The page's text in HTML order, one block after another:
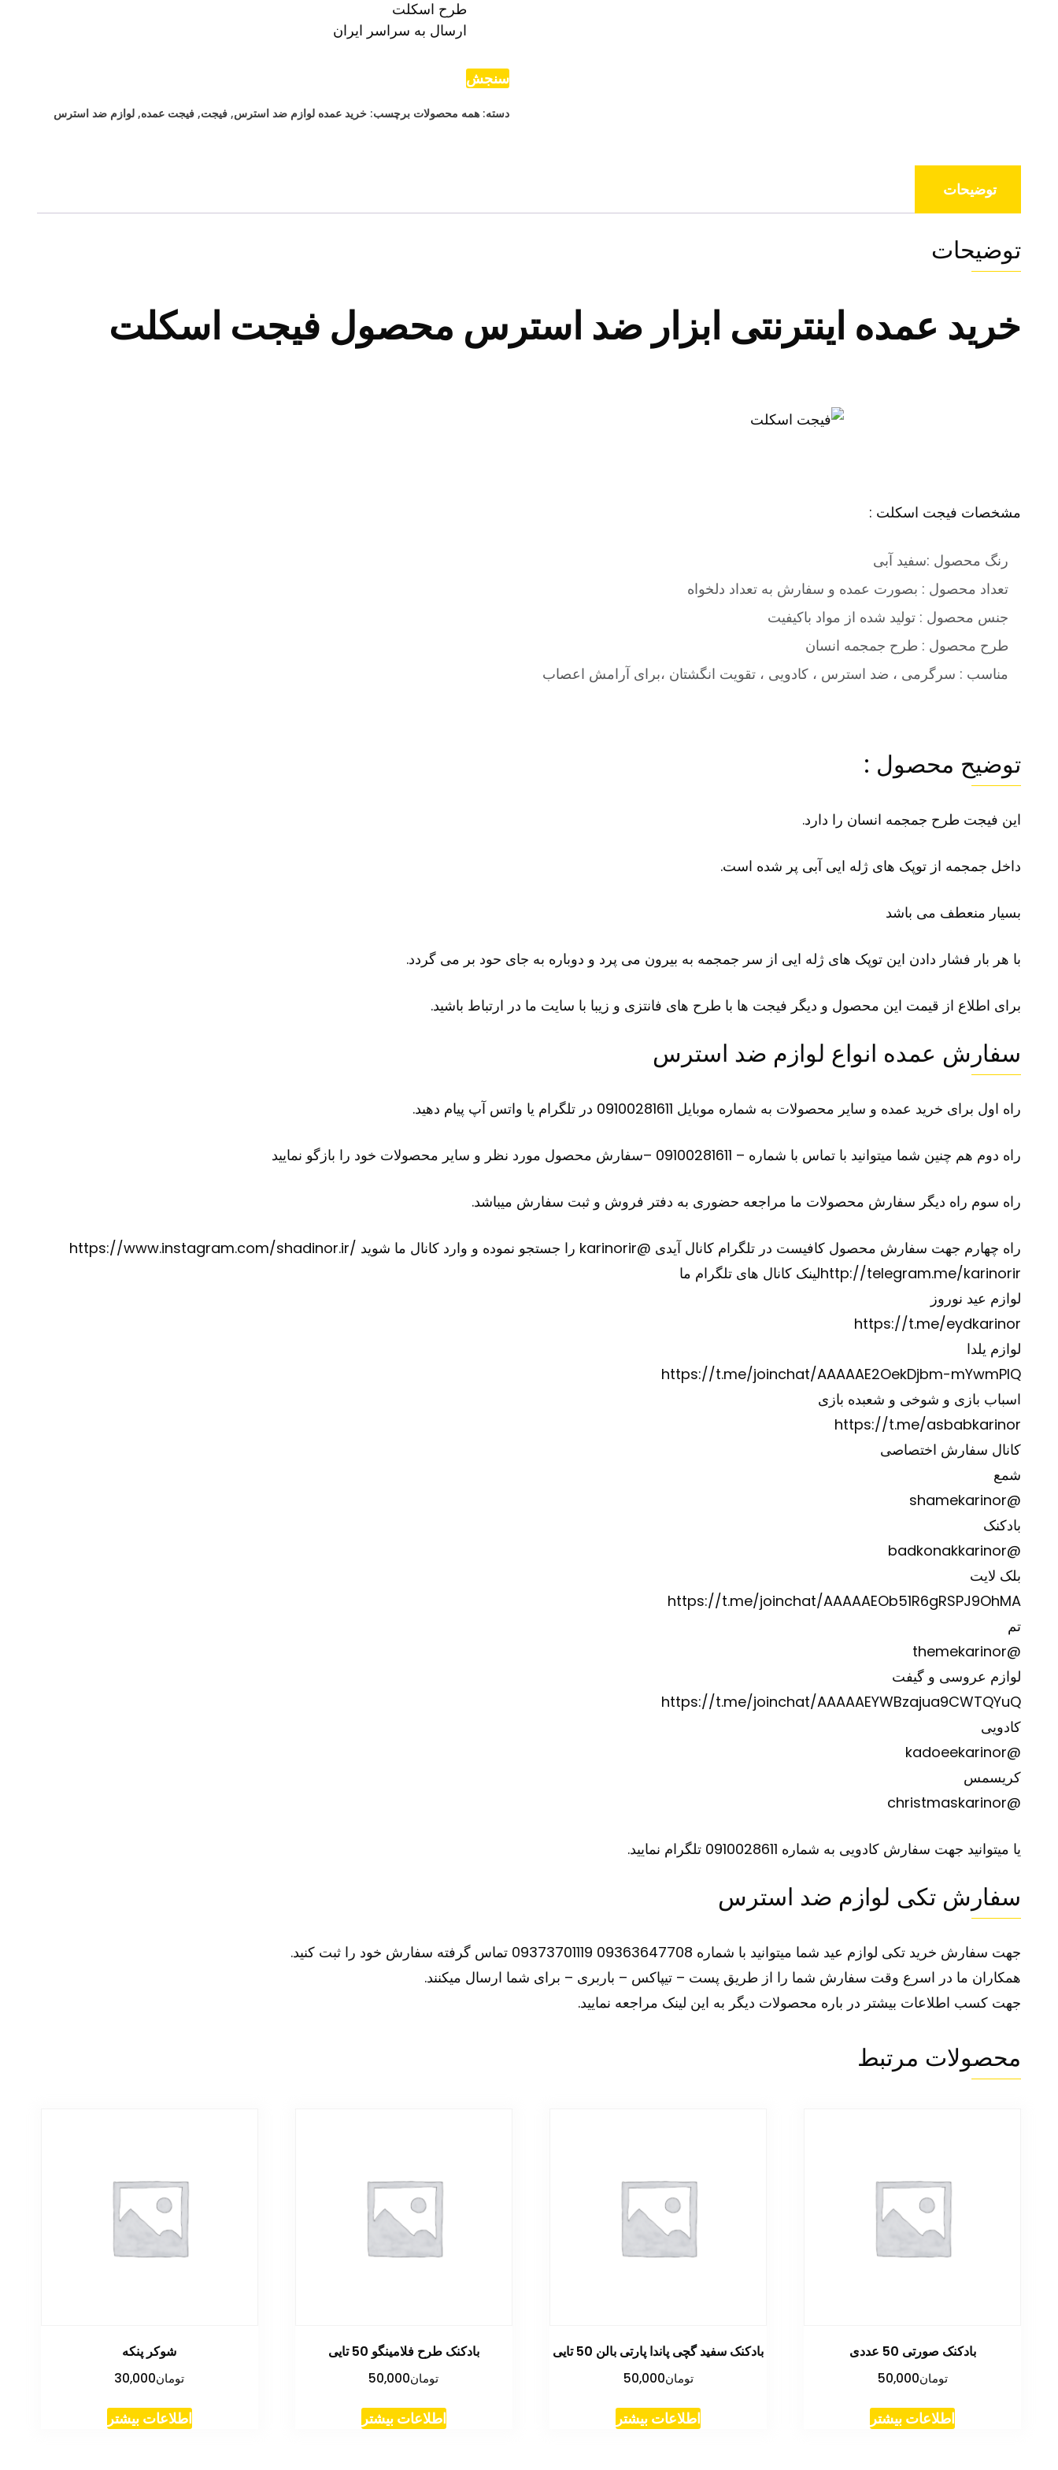
طرح اسکلت
ارسال به سراسر ایران
سنجش
دسته: همه محصولات برچسب: خرید عمده لوازم ضد استرس, فیجت, فیجت عمده, لوازم ضد استرس
توضیحات
توضیحات
خرید عمده اینترنتی ابزار ضد استرس محصول فیجت اسکلت
مشخصات فیجت اسکلت :
رنگ محصول :سفید آبی
تعداد محصول : بصورت عمده و سفارش به تعداد دلخواه
جنس محصول : تولید شده از مواد باکیفیت
طرح محصول : طرح جمجمه انسان
مناسب : سرگرمی ، ضد استرس ، کادویی ، تقویت انگشتان ،برای آرامش اعصاب
توضیح محصول :
این فیجت طرح جمجمه انسان را دارد.
داخل جمجمه از توپک های ژله ایی آبی پر شده است.
بسیار منعطف می باشد
با هر بار فشار دادن این توپک های ژله ایی از سر جمجمه به بیرون می پرد و دوباره به جای حود بر می گردد.
برای اطلاع از قیمت این محصول و دیگر فیجت ها با طرح های فانتزی و زیبا با سایت ما در ارتباط باشید.
سفارش عمده انواع لوازم ضد استرس
راه اول برای خرید عمده و سایر محصولات به شماره موبایل 09100281611 در تلگرام یا واتس آپ پیام دهید.
راه دوم هم چنین شما میتوانید با تماس با شماره – 09100281611 –سفارش محصول مورد نظر و سایر محصولات خود را بازگو نمایید
راه سوم راه دیگر سفارش محصولات ما مراجعه حضوری به دفتر فروش و ثبت سفارش میباشد.
راه چهارم جهت سفارش محصول کافیست در تلگرام کانال آیدی @karinorir را جستجو نموده و وارد کانال ما شوید
https://www.instagram.com/shadinor.ir/
http://telegram.me/karinorirلینک کانال های تلگرام ما
لوازم عید نوروز
https://t.me/eydkarinor
لوازم یلدا
https://t.me/joinchat/AAAAAE2OekDjbm-mYwmPIQ
اسباب بازی و شوخی و شعبده بازی
https://t.me/asbabkarinor
کانال سفارش اختصاصی
شمع
@shamekarinor
بادکنک
@badkonakkarinor
بلک لایت
https://t.me/joinchat/AAAAAEOb51R6gRSPJ9OhMA
تم
@themekarinor
لوازم عروسی و گیفت
https://t.me/joinchat/AAAAAEYWBzajua9CWTQYuQ
کادویی
@kadoeekarinor
کریسمس
@christmaskarinor
یا میتوانید جهت سفارش کادویی به شماره 0910028611 تلگرام نمایید.
سفارش تکی لوازم ضد استرس
جهت سفارش خرید تکی لوازم عید شما میتوانید با شماره 09363647708 09373701119 تماس گرفته سفارش خود را ثبت کنید.
همکاران ما در اسرع وقت سفارش شما را از طریق پست – تیپاکس – باربری – برای شما ارسال میکنند.
جهت کسب اطلاعات بیشتر در باره محصولات دیگر به این لینک مراجعه نمایید.
محصولات مرتبط
بادکنک صورتی 50 عددی
تومان50,000
اطلاعات بیشتر
بادکنک سفید گچی پاندا پارتی بالن 50 تایی
تومان50,000
اطلاعات بیشتر
بادکنک طرح فلامینگو 50 تایی
تومان50,000
اطلاعات بیشتر
شوکر پنکه
تومان30,000
اطلاعات بیشتر